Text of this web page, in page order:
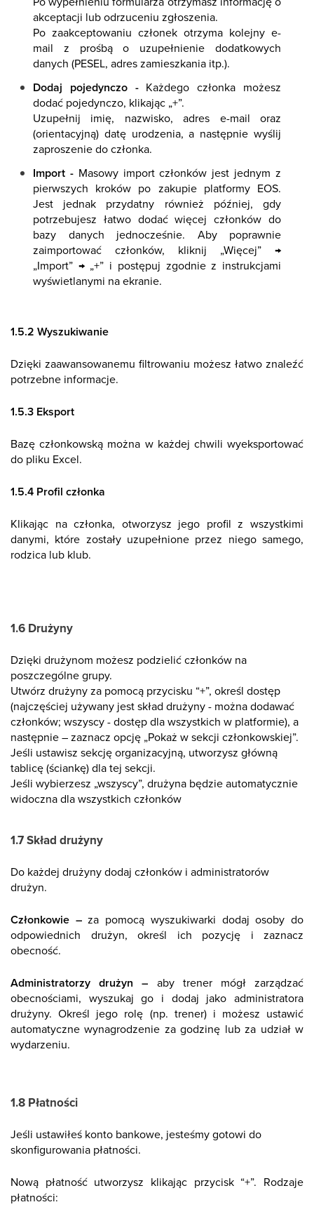
akceptacji lub odrzuceniu zgłoszenia.
Po zaakceptowaniu członek otrzyma kolejny e-
mail z prośbą o uzupełnienie dodatkowych
danych (PESEL, adres zamieszkania itp.).
Dodaj pojedynczo - Każdego członka możesz
dodać pojedynczo, klikając „+”.
Uzupełnij imię, nazwisko, adres e-mail oraz
(orientacyjną) datę urodzenia, a następnie wyślij
zaproszenie do członka.
Import - Masowy import członków jest jednym z
pierwszych kroków po zakupie platformy EOS.
Jest jednak przydatny również później, gdy
potrzebujesz łatwo dodać więcej członków do
bazy danych jednocześnie. Aby poprawnie
zaimportować członków, kliknij „Więcej” →
„Import” → „+” i postępuj zgodnie z instrukcjami
wyświetlanymi na ekranie.
1.5.2 Wyszukiwanie
Dzięki zaawansowanemu filtrowaniu możesz łatwo znaleźć
potrzebne informacje.
1.5.3 Eksport
Bazę członkowską można w każdej chwili wyeksportować
do pliku Excel.
1.5.4 Profil członka
Klikając na członka, otworzysz jego profil z wszystkimi
danymi, które zostały uzupełnione przez niego samego,
rodzica lub klub.
1.6 Drużyny
Dzięki drużynom możesz podzielić członków na
poszczególne grupy.
Utwórz drużyny za pomocą przycisku “+”, określ dostęp
(najczęściej używany jest skład drużyny - można dodawać
członków; wszyscy - dostęp dla wszystkich w platformie), a
następnie – zaznacz opcję „Pokaż w sekcji członkowskiej”.
Jeśli ustawisz sekcję organizacyjną, utworzysz główną
tablicę (ściankę) dla tej sekcji.
Jeśli wybierzesz „wszyscy”, drużyna będzie automatycznie
widoczna dla wszystkich członków
1.7 Skład drużyny
Do każdej drużyny dodaj członków i administratorów
drużyn.
Członkowie –za pomocą wyszukiwarki dodaj osoby do
odpowiednich drużyn, określ ich pozycję i zaznacz
obecność.
Administratorzy drużyn – aby trener mógł zarządzać
obecnościami, wyszukaj go i dodaj jako administratora
drużyny. Określ jego rolę (np. trener) i możesz ustawić
automatyczne wynagrodzenie za godzinę lub za udział w
wydarzeniu.
1.8 Płatności
Jeśli ustawiłeś konto bankowe, jesteśmy gotowi do
skonfigurowania płatności.
Nową płatność utworzysz klikając przycisk “+”. Rodzaje
płatności: